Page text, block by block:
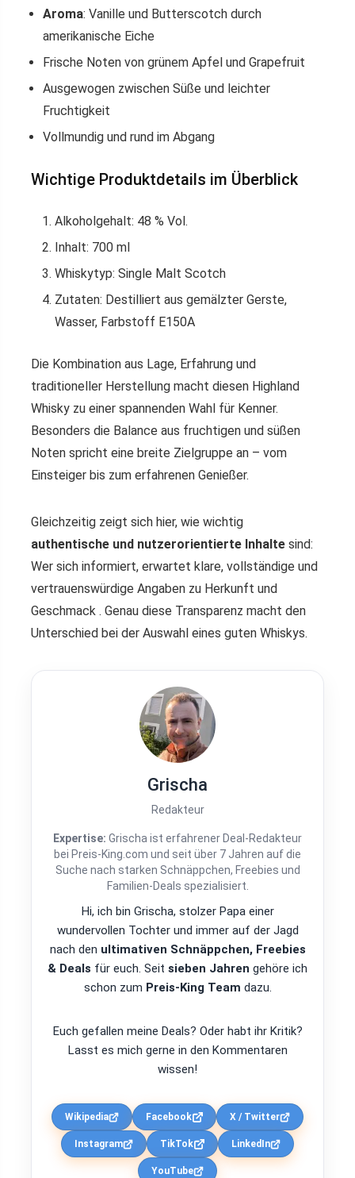
Aroma: Vanille und Butterscotch durch
amerikanische Eiche
Frische Noten von grünem Apfel und Grapefruit
Ausgewogen zwischen Süße und leichter
Fruchtigkeit
Vollmundig und rund im Abgang
Wichtige Produktdetails im Überblick
Alkoholgehalt: 48 % Vol.
Inhalt: 700 ml
Whiskytyp: Single Malt Scotch
Zutaten: Destilliert aus gemälzter Gerste,
Wasser, Farbstoff E150A
Die Kombination aus Lage, Erfahrung und
traditioneller Herstellung macht diesen Highland
Whisky zu einer spannenden Wahl für Kenner.
Besonders die Balance aus fruchtigen und süßen
Noten spricht eine breite Zielgruppe an – vom
Einsteiger bis zum erfahrenen Genießer.
Gleichzeitig zeigt sich hier, wie wichtig
authentische und nutzerorientierte Inhalte sind:
Wer sich informiert, erwartet klare, vollständige und
vertrauenswürdige Angaben zu Herkunft und
Geschmack . Genau diese Transparenz macht den
Unterschied bei der Auswahl eines guten Whiskys.
Grischa
Redakteur
Expertise: Grischa ist erfahrener Deal-Redakteur
bei Preis-King.com und seit über 7 Jahren auf die
Suche nach starken Schnäppchen, Freebies und
Familien-Deals spezialisiert.
Hi, ich bin Grischa, stolzer Papa einer
wundervollen Tochter und immer auf der Jagd
nach den ultimativen Schnäppchen, Freebies
& Deals für euch. Seit sieben Jahren gehöre ich
schon zum Preis-King Team dazu.
Euch gefallen meine Deals? Oder habt ihr Kritik?
Lasst es mich gerne in den Kommentaren
wissen!
Wikipedia Facebook X / Twitter
Instagram TikTok LinkedIn
YouTube